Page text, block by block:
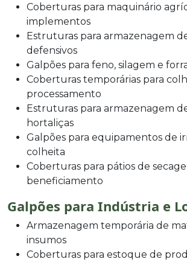
Coberturas para maquinário
implementos
Estruturas para armazenagem
defensivos
Galpões para feno, silagem e
Coberturas temporárias para
processamento
Estruturas para armazenagem
hortaliças
Galpões para equipamentos de
colheita
Coberturas para pátios de
beneficiamento
Galpões para Indústria e
Armazenagem temporária de
insumos
Coberturas para estoque de